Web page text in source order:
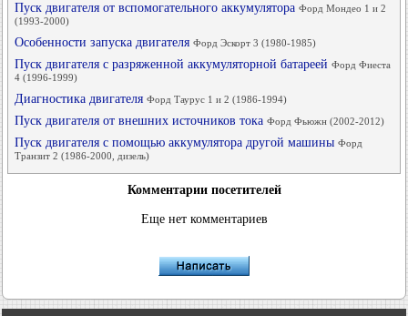
Пуск двигателя от вспомогательного аккумулятора Форд Мондео 1 и 2
(1993-2000)
Особенности запуска двигателя Форд Эскорт 3 (1980-1985)
Пуск двигателя с разряженной аккумуляторной батареей Форд Фиеста
4 (1996-1999)
Диагностика двигателя Форд Таурус 1 и 2 (1986-1994)
Пуск двигателя от внешних источников тока Форд Фьюжн (2002-2012)
Пуск двигателя с помощью аккумулятора другой машины Форд
Транзит 2 (1986-2000, дизель)
Комментарии посетителей
Еще нет комментариев